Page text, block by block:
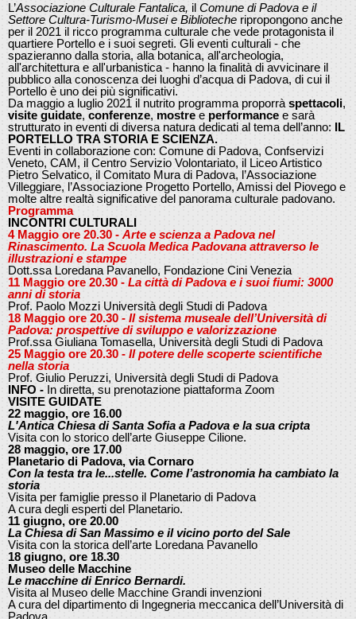
L’Associazione Culturale Fantalica, il Comune di Padova e il
Settore Cultura-Turismo-Musei e Biblioteche ripropongono anche
per il 2021 il ricco programma culturale che vede protagonista il
quartiere Portello e i suoi segreti. Gli eventi culturali - che
spazieranno dalla storia, alla botanica, all'archeologia,
all'architettura e all'urbanistica - hanno la finalità di avvicinare il
pubblico alla conoscenza dei luoghi d’acqua di Padova, di cui il
Portello è uno dei più significativi.
Da maggio a luglio 2021 il nutrito programma proporrà spettacoli,
visite guidate, conferenze, mostre e performance e sarà
strutturato in eventi di diversa natura dedicati al tema dell’anno: IL
PORTELLO TRA STORIA E SCIENZA.
Eventi in collaborazione con: Comune di Padova, Confservizi
Veneto, CAM, il Centro Servizio Volontariato, il Liceo Artistico
Pietro Selvatico, il Comitato Mura di Padova, l’Associazione
Villeggiare, l’Associazione Progetto Portello, Amissi del Piovego e
molte altre realtà significative del panorama culturale padovano.
Programma
INCONTRI CULTURALI
4 Maggio ore 20.30 - Arte e scienza a Padova nel
Rinascimento. La Scuola Medica Padovana attraverso le
illustrazioni e stampe
Dott.ssa Loredana Pavanello, Fondazione Cini Venezia
11 Maggio ore 20.30 - La città di Padova e i suoi fiumi: 3000
anni di storia
Prof. Paolo Mozzi Università degli Studi di Padova
18 Maggio ore 20.30 - Il sistema museale dell’Università di
Padova: prospettive di sviluppo e valorizzazione
Prof.ssa Giuliana Tomasella, Università degli Studi di Padova
25 Maggio ore 20.30 - Il potere delle scoperte scientifiche
nella storia
Prof. Giulio Peruzzi, Università degli Studi di Padova
INFO - In diretta, su prenotazione piattaforma Zoom
VISITE GUIDATE
22 maggio, ore 16.00
L'Antica Chiesa di Santa Sofia a Padova e la sua cripta
Visita con lo storico dell’arte Giuseppe Cilione.
28 maggio, ore 17.00
Planetario di Padova, via Cornaro
Con la testa tra le...stelle. Come l’astronomia ha cambiato la
storia
Visita per famiglie presso il Planetario di Padova
A cura degli esperti del Planetario.
11 giugno, ore 20.00
La Chiesa di San Massimo e il vicino porto del Sale
Visita con la storica dell’arte Loredana Pavanello
18 giugno, ore 18.30
Museo delle Macchine
Le macchine di Enrico Bernardi.
Visita al Museo delle Macchine Grandi invenzioni
A cura del dipartimento di Ingegneria meccanica dell’Università di
Padova